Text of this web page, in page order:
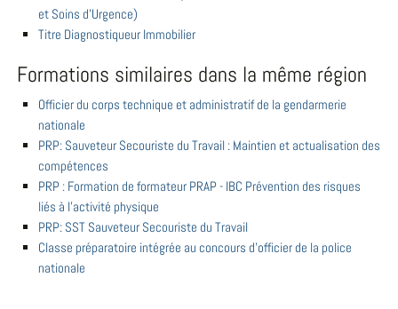
et Soins d’Urgence)
Titre Diagnostiqueur Immobilier
Formations similaires dans la même région
Officier du corps technique et administratif de la gendarmerie
nationale
PRP: Sauveteur Secouriste du Travail : Maintien et actualisation des
compétences
PRP : Formation de formateur PRAP - IBC Prévention des risques
liés à l'activité physique
PRP: SST Sauveteur Secouriste du Travail
Classe préparatoire intégrée au concours d'officier de la police
nationale